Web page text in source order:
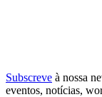
Subscreve à nossa
eventos, notícias,